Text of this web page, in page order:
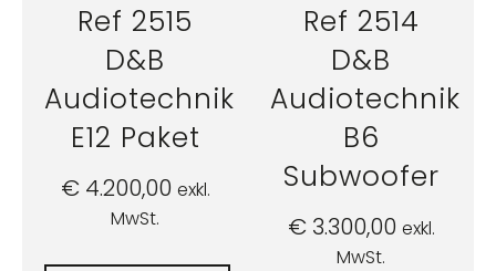
Ref 2515
D&B
Audiotechnik
E12 Paket
€4.200,00 exkl.
MwSt.
Ref 2514
D&B
Audiotechnik
B6
Subwoofer
€3.300,00 exkl.
MwSt.